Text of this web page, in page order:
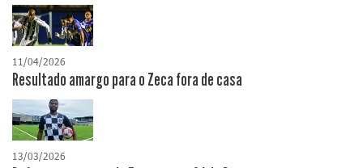
11/04/2026
Resultado amargo para o Zeca fora de casa
13/03/2026